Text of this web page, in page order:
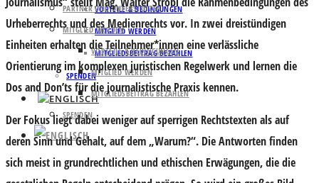
VORTEILE & BEDINGUNGEN
MITGLIED WERDEN
MITGLIEDSBEITRAG BEZAHLEN
SPENDEN
PARTNER UND UNTERSTÜTZER
MITGLIED WERDEN
VORTEILE & BEDINGUNGEN
MITGLIED WERDEN
MITGLIEDSBEITRAG BEZAHLEN
SPENDEN
Urheberrechtsund desMedienrechtsvor. In zwei dreistündigen
Einheiten erhalten die Teilnehmer*innen eine verlässliche
Orientierung im komplexen juristischen Regelwerk und lernen die
Dos and Don’ts für die journalistische Praxis kennen.
Der Fokus liegt dabei weniger auf sperrigen Rechtstexten als auf
deren Sinn und Gehalt, auf dem „Warum?“. Die Antworten finden
sich meist in grundrechtlichen und ethischen Erwägungen, die die